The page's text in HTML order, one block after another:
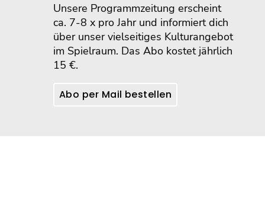
Unsere Programmzeitung erscheint
ca. 7-8 x pro Jahr und informiert dich
über unser vielseitiges Kulturangebot
im Spielraum. Das Abo kostet jährlich
15 €.
Abo per Mail bestellen